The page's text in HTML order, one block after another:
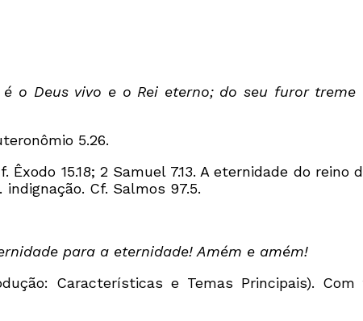
é o Deus vivo e o Rei eterno; do seu furor
5.26.
15.18; 2 Samuel 7.13. A eternidade do
Cf. Salmos 97.5.
para a eternidade! Amém e amém!
Características e Temas Principais).